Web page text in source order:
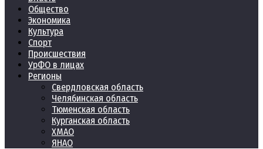
Общество
Экономика
Культура
Спорт
Происшествия
УрФО в лицах
Регионы
Свердловская область
Челябинская область
Тюменская область
Курганская область
ХМАО
ЯНАО